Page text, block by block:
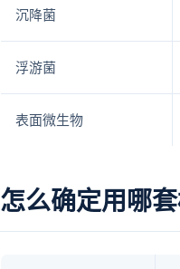
沉降菌
浮游菌
表面微生物
怎么确定用哪